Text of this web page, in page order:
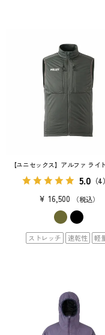
【ユニセックス】アルファ ライ
5.0 （4）
¥ 16,500 税込
ストレッチ 速乾性 軽